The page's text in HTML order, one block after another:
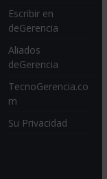
Escribir en
deGerencia
Aliados
deGerencia
TecnoGerencia.co
m
Su Privacidad